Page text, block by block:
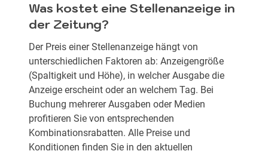
Was kostet eine Stellenanzeige in
der Zeitung?
Der Preis einer Stellenanzeige hängt von
unterschiedlichen Faktoren ab: Anzeigengröße
(Spaltigkeit und Höhe), in welcher Ausgabe die
Anzeige erscheint oder an welchem Tag. Bei
Buchung mehrerer Ausgaben oder Medien
profitieren Sie von entsprechenden
Kombinationsrabatten. Alle Preise und
Konditionen finden Sie in den aktuellen